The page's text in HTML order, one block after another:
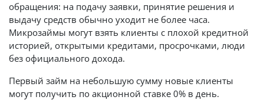
обращения: на подачу заявки, принятие решения и
выдачу средств обычно уходит не более часа.
Микрозаймы могут взять клиенты с плохой кредитной
историей, открытыми кредитами, просрочками, люди
без официального дохода.
Первый займ на небольшую сумму новые клиенты
могут получить по акционной ставке 0% в день.